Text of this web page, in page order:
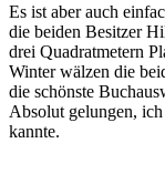
Es ist aber auch
die beiden Besitzer
drei Quadratmetern
Winter wälzen die
die schönste
Absolut gelungen,
kannte.